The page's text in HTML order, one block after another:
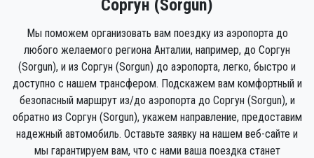
Соргун (Sorgun)
Мы поможем организовать вам поездку из аэропорта до
любого желаемого региона Анталии, например, до Соргун
(Sorgun), и из Соргун (Sorgun) до аэропорта, легко, быстро и
доступно с нашем трансфером. Подскажем вам комфортный и
безопасный маршрут из/до аэропорта до Соргун (Sorgun), и
обратно из Соргун (Sorgun), укажем направление, предоставим
надежный автомобиль. Оставьте заявку на нашем веб-сайте и
мы гарантируем вам, что с нами ваша поездка станет